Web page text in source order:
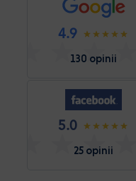
4.9
130 opinii
5.0
25 opinii